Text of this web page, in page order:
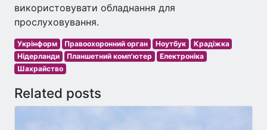
використовувати обладнання для
прослуховування.
Укрінформ Правоохоронний орган Ноутбук
Крадіжка
Нідерланди
Планшетний комп'ютер
Електроніка
Шахрайство
Related posts